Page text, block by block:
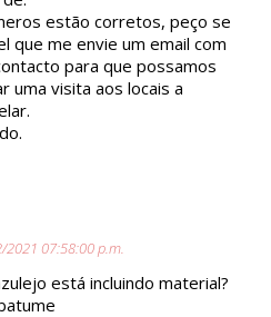
estão corretos, peço se
que me envie um email com
para que possamos
uma visita aos locais a
2021 07:58:00 p.m.
está incluindo material?